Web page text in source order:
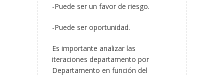
-Puede ser un favor de riesgo.
-Puede ser oportunidad.
Es importante analizar las
iteraciones departamento por
Departamento en función del